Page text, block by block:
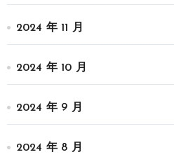
2024 年 11 月
2024 年 10 月
2024 年 9 月
2024 年 8 月